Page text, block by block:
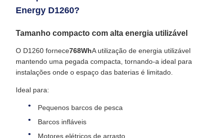
Energy D1260?
Tamanho compacto com alta energia utilizável
O D1260 fornece768WhA utilização de energia utilizável
mantendo uma pegada compacta, tornando-a ideal para
instalações onde o espaço das baterias é limitado.
Ideal para:
Pequenos barcos de pesca
Barcos infláveis
Motores elétricos de arrasto